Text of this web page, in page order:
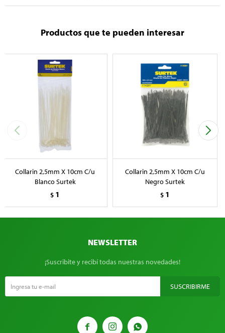
Productos que te pueden interesar
Collarin 2,5mm X 10cm C/u
Blanco Surtek
$ 1
Collarin 2,5mm X 10cm C/u
Negro Surtek
$ 1
  
NEWSLETTER
¡Suscribite y recibí todas nuestras novedades!
SUSCRIBIRME